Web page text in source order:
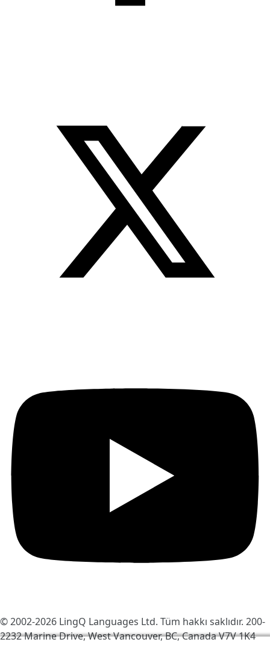
© 2002-2026 LingQ Languages Ltd. Tüm hakkı saklıdır. 200-
2232 Marine Drive, West Vancouver, BC, CanadaV7V 1K4